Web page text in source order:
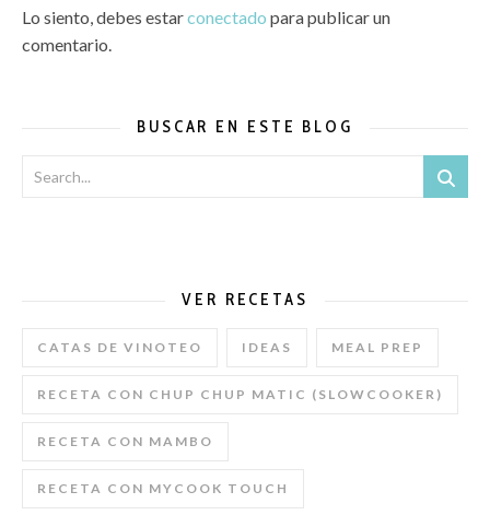
Lo siento, debes estarconectado para publicar un
comentario.
BUSCAR EN ESTE BLOG
VER RECETAS
CATAS DE VINOTEO IDEAS MEAL PREP
RECETA CON CHUP CHUP MATIC (SLOWCOOKER)
RECETA CON MAMBO
RECETA CON MYCOOK TOUCH